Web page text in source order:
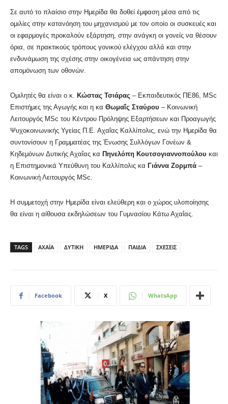
Σε αυτό το πλαίσιο στην Ημερίδα θα δοθεί έμφαση μέσα από τις
ομιλίες στην κατανόηση του μηχανισμού με τον οποίο οι συσκευές και
οι εφαρμογές προκαλούν εξάρτηση, στην ανάγκη οι γονείς να θέσουν
όρια, σε πρακτικούς τρόπους γονικού ελέγχου αλλά και στην
ενδυνάμωση της σχέσης στην οικογένεια ως απάντηση στην
απομόνωση των οθονών.
Ομιλητές θα είναι ο κ. Κώστας Τσιάρας – Εκπαιδευτικός ΠΕ86, MSc
Επιστήμες της Αγωγής και η κα Θωμαΐς Σταύρου – Κοινωνική
Λειτουργός MSc του Κέντρου Πρόληψης Εξαρτήσεων και Προαγωγής
Ψυχοκοινωνικής Υγείας Π.Ε. Αχαΐας Καλλίπολις, ενώ την Ημερίδα θα
συντονίσουν η Γραμματέας της Ένωσης Συλλόγων Γονέων &
Κηδεμόνων Δυτικής Αχαΐας κα Πηνελόπη Κουτσογιαννοπούλου και
η Επιστημονικά Υπεύθυνη του Καλλίπολις κα Γιάννα Ζορμπά –
Κοινωνική Λειτουργός MSc.
Η συμμετοχή στην Ημερίδα είναι ελεύθερη και ο χώρος υλοποίησης
θα είναι η αίθουσα εκδηλώσεων του Γυμνασίου Κάτω Αχαΐας.
TAGS ΑΧΑΪΑ ΔΥΤΙΚΗ ΗΜΕΡΙΔΑ ΠΑΙΔΙΑ ΣΧΕΣΕΙΣ
Facebook X WhatsApp